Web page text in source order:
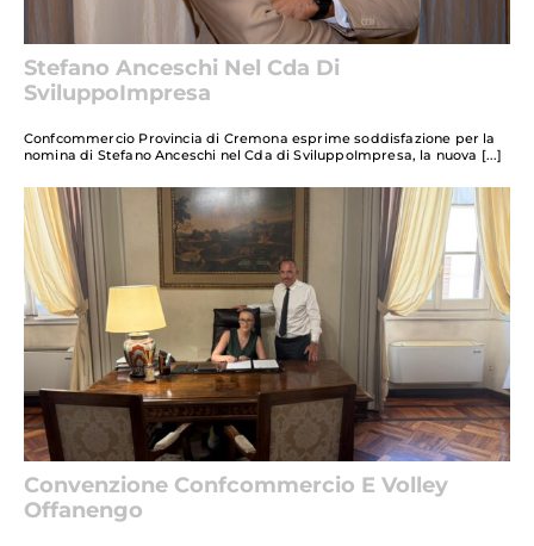
Stefano Anceschi Nel Cda Di
SviluppoImpresa
Confcommercio Provincia di Cremona esprime soddisfazione per la
nomina di Stefano Anceschi nel Cda di SviluppoImpresa, la nuova
Convenzione Confcommercio E Volley
Offanengo